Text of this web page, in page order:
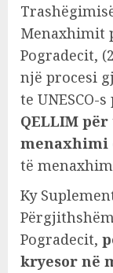
Menaxhimit
Pogradecit,
një procesi
te UNESCO-
QELLIM për
menaxhimi
të
Ky
Pogradecit,
kryesor në